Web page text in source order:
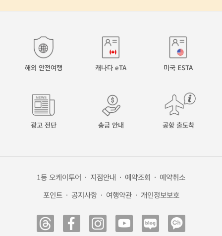
해외 안전여행 캐나다 eTA 미국 ESTA
광고 전단 송금 안내 공항 출도착
1등 오케이투어 · 지점안내 · 예약조회 · 예약취소
포인트 · 공지사항 · 여행약관 · 개인정보보호